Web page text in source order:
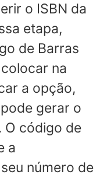
o ISBN da
etapa,
de Barras
na
a opção,
gerar o
O código de
a
número de